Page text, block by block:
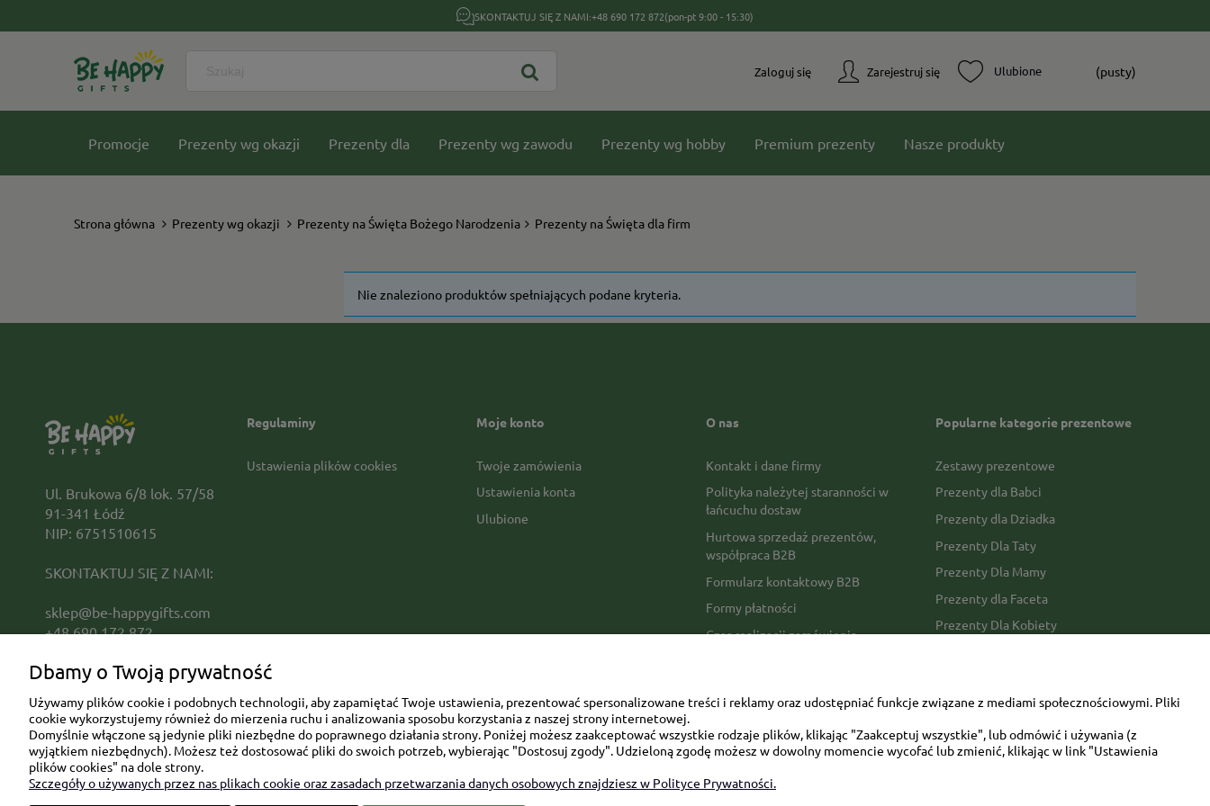
SKONTAKTUJ SIĘ Z NAMI:+48 690 172 872(pon-pt 9:00 - 15:30)
Zarejestruj się
Zaloguj się (pusty)
Promocje Prezenty wg okazji Prezenty dla Prezenty wg zawodu Prezenty wg hobby Premium prezenty Nasze produkty
Strona główna Prezenty wg okazji Prezenty na Święta Bożego Narodzenia Prezenty na Święta dla firm
Nie znaleziono produktów spełniających podane kryteria.
Regulaminy
Ustawienia plików cookies
Moje konto
Twoje zamówienia
Ustawienia konta
Ulubione
O nas
Kontakt i dane firmy
Polityka należytej staranności w
łańcuchu dostaw
Hurtowa sprzedaż prezentów,
współpraca B2B
Formularz kontaktowy B2B
Formy płatności
Czas realizacji zamówienia
Mapa kategorii
Popularne kategorie prezentowe
Zestawy prezentowe
Prezenty dla Babci
Prezenty dla Dziadka
Prezenty Dla Taty
Prezenty Dla Mamy
Prezenty dla Faceta
Prezenty Dla Kobiety
Urodziny/imieniny
Ul. Brukowa 6/8 lok. 57/58
91-341 Łódź
NIP: 6751510615
SKONTAKTUJ SIĘ Z NAMI:
sklep@be-happygifts.com
+48 690 172 872
Dbamy o Twoją prywatność
Używamy plików cookie i podobnych technologii, aby zapamiętać Twoje ustawienia, prezentować spersonalizowane treści i reklamy oraz udostępniać funkcje związane z mediami społecznościowymi. Pliki
cookie wykorzystujemy również do mierzenia ruchu i analizowania sposobu korzystania z naszej strony internetowej.
Domyślnie włączone są jedynie pliki niezbędne do poprawnego działania strony. Poniżej możesz zaakceptować wszystkie rodzaje plików, klikając "Zaakceptuj wszystkie", lub odmówić i używania (z
wyjątkiem niezbędnych). Możesz też dostosować pliki do swoich potrzeb, wybierając "Dostosuj zgody". Udzieloną zgodę możesz w dowolny momencie wycofać lub zmienić, klikając w link "Ustawienia
plików cookies" na dole strony.
Szczegóły o używanych przez nas plikach cookie oraz zasadach przetwarzania danych osobowych znajdziesz w Polityce Prywatności.